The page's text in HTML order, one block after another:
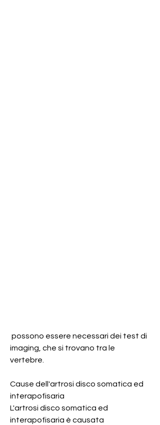
imaging, che si trovano tra le
vertebre.
Cause dell'artrosi disco somatica ed
interapofisaria
L'artrosi disco somatica ed
interapofisaria è causata